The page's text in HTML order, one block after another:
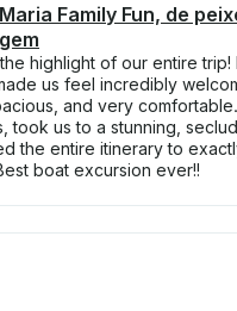
Family Fun, de
highlight of our entire trip!
us feel incredibly
and very
took us to a stunning,
the entire itinerary to
boat excursion ever!!